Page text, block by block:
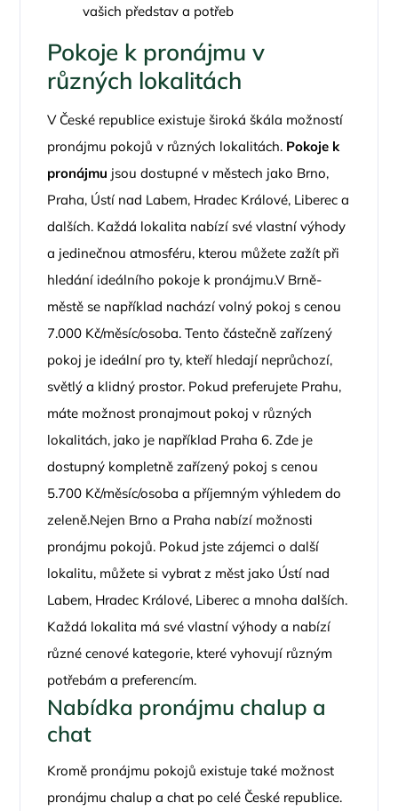
vašich představ a potřeb
Pokoje k pronájmu v
různých lokalitách
V České republice existuje široká škála možností
pronájmu pokojů v různých lokalitách. Pokoje k
pronájmu jsou dostupné v městech jako Brno,
Praha, Ústí nad Labem, Hradec Králové, Liberec a
dalších. Každá lokalita nabízí své vlastní výhody
a jedinečnou atmosféru, kterou můžete zažít při
hledání ideálního pokoje k pronájmu.V Brně-
městě se například nachází volný pokoj s cenou
7.000 Kč/měsíc/osoba. Tento částečně zařízený
pokoj je ideální pro ty, kteří hledají neprůchozí,
světlý a klidný prostor. Pokud preferujete Prahu,
máte možnost pronajmout pokoj v různých
lokalitách, jako je například Praha 6. Zde je
dostupný kompletně zařízený pokoj s cenou
5.700 Kč/měsíc/osoba a příjemným výhledem do
zeleně.Nejen Brno a Praha nabízí možnosti
pronájmu pokojů. Pokud jste zájemci o další
lokalitu, můžete si vybrat z měst jako Ústí nad
Labem, Hradec Králové, Liberec a mnoha dalších.
Každá lokalita má své vlastní výhody a nabízí
různé cenové kategorie, které vyhovují různým
potřebám a preferencím.
Nabídka pronájmu chalup a
chat
Kromě pronájmu pokojů existuje také možnost
pronájmu chalup a chat po celé České republice.